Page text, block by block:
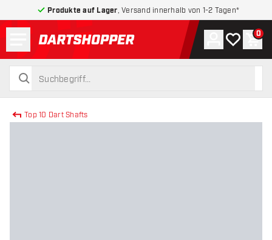
Produkte auf Lager , Versand innerhalb von 1-2 Tagen*
zurück zur Startseite
suchen
suchen
Konto
Meine 0
Top 10 Dart Shafts